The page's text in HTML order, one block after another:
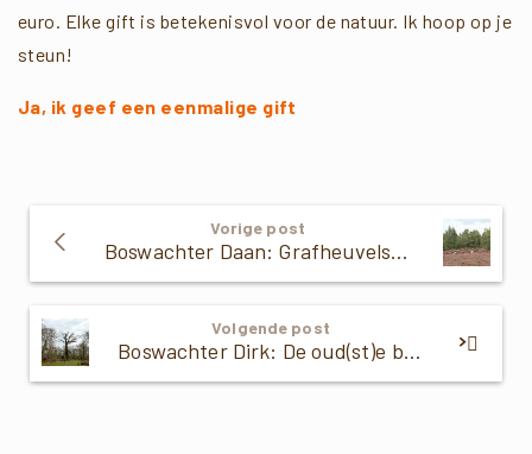
euro. Elke gift is betekenisvol voor de natuur. Ik hoop op je
steun!
Ja, ik geef een eenmalige gift
Verder
Lezen
Vorige post
Boswachter Daan: Grafheuvels in het Gooi
Volgende post
Boswachter Dirk: De oud(st)e boom